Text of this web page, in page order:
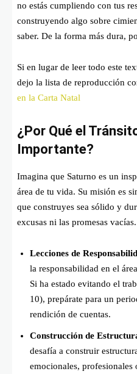
no estás cumpliendo con tus
construyendo algo sobre
saber. De la forma más dura,
Si en lugar de leer todo este
dejo la lista de reproducción
en la Carta Natal
¿Por Qué el
Importante?
Imagina que Saturno es un
área de tu vida. Su misión es
que construyes sea sólido y
excusas ni las promesas vacías.
Lecciones de
la responsabilidad en el
Si ha estado evitando el
10), prepárate para un
rendición de cuentas.
Construcción de
desafía a construir
emocionales,